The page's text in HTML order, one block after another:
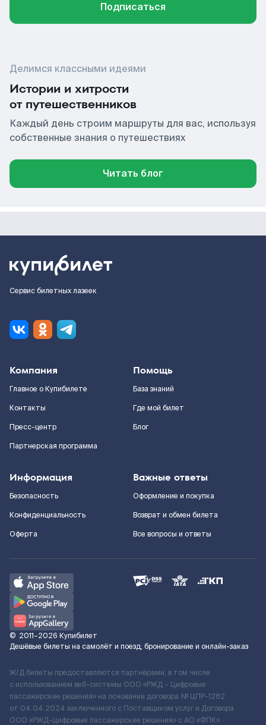
Подписаться
Делимся классными идеями
Истории и хитрости
от путешественников
Каждый день строим маршруты для вас, используя
собственные знания о путешествиях
Читать блог
Сервис билетных лазеек
Компания
Главное о Купибилете
Контакты
Пресс-центр
Партнерская программа
Помощь
База знаний
Где мой билет
Блог
Информация
Безопасность
Конфиденциальность
Оферта
Важные ответы
Оформление и покупка
Возврат и обмен билета
Все вопросы и ответы
© 2011–2026 Купибилет
Дешёвые билеты на самолёт и поезд, бронирование и онлайн-заказ
Ж/Д билеты предоставляются партнёрами, в том числе
с использованием веб-системы ООО «РЖД – Цифровые
пассажирские решения» на основании договора № ЦПР-1282
от 04.04.2024 заключенного с Поставщиком услуг и Договора
ООО «РЖД-Цифровые пассажирские решения» c АО «ФПК»